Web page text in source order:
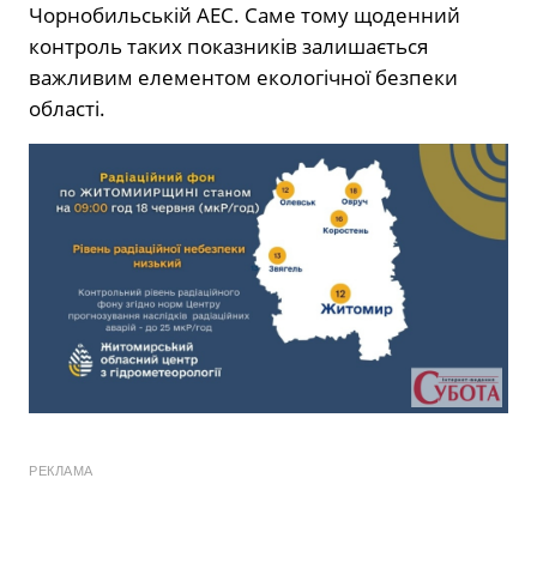
Чорнобильській АЕС. Саме тому щоденний
контроль таких показників залишається
важливим елементом екологічної безпеки
області.
РЕКЛАМА